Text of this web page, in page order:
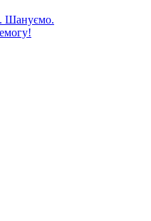
Шануємо.